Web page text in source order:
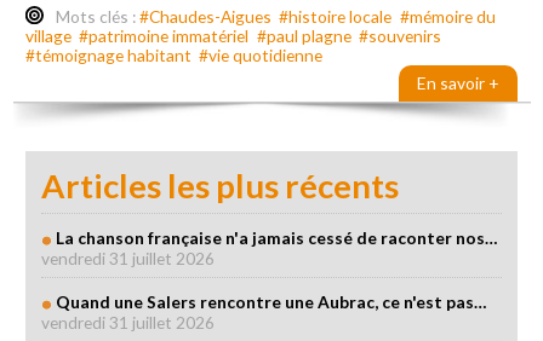
Mots clés :#Chaudes-Aigues #histoire locale #mémoire du
village #patrimoine immatériel #paul plagne #souvenirs
#témoignage habitant #vie quotidienne
En savoir +
Articles les plus récents
La chanson française n'a jamais cessé de raconter nos…
vendredi 31 juillet 2026
Quand une Salers rencontre une Aubrac, ce n'est pas…
vendredi 31 juillet 2026